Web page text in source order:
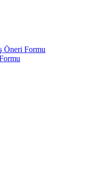
Öneri Formu